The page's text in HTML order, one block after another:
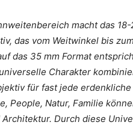
macht das
das vom Weitwinkel bis
das 35 mm Format
Charakter
für fast jede
People, Natur, Familie
Architektur. Durch diese